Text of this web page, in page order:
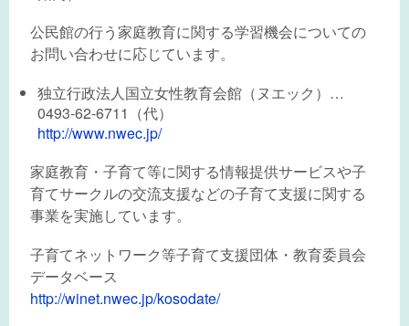
公民館の行う家庭教育に関する学習機会についての
お問い合わせに応じています。
独立行政法人国立女性教育会館（ヌエック）…
0493-62-6711（代）
http://www.nwec.jp/
家庭教育・子育て等に関する情報提供サービスや子
育てサークルの交流支援などの子育て支援に関する
事業を実施しています。
子育てネットワーク等子育て支援団体・教育委員会
データベース
http://winet.nwec.jp/kosodate/